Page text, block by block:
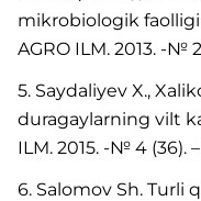
mikrobiologik faolligi
AGRO ILM. 2013. -№
5. Saydaliyev X.,
duragaylarning vilt
ILM. 2015. -№ 4 (36).
6. Salomov Sh. Turli